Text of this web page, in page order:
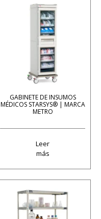
GABINETE DE INSUMOS
MÉDICOS STARSYS® | MARCA
METRO
Leer
más